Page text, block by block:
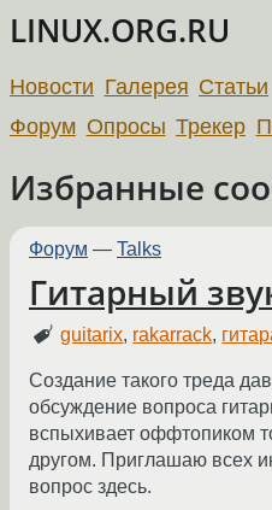
LINUX.ORG.RU
Новости Галерея Статьи
Форум Опросы Трекер
Избранные
Форум — Talks
Гитарный
guitarix, rakarrack,
Создание такого треда
обсуждение вопроса
вспыхивает оффтопиком
другом. Приглашаю всех
вопрос здесь.